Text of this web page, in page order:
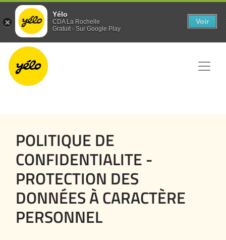
POLITIQUE DE
CONFIDENTIALITE -
PROTECTION DES
DONNÉES À CARACTÈRE
PERSONNEL
Yélo
CDA La Rochelle
Gratuit - Sur Google Play
Voir
Panneau de gestion des cookies